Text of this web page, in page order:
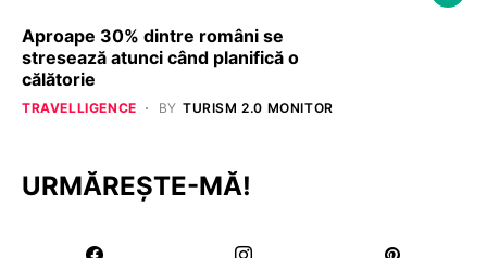
Aproape 30% dintre români se
stresează atunci când planifică o
călătorie
TRAVELLIGENCE BY TURISM 2.0 MONITOR
URMĂREȘTE-MĂ!